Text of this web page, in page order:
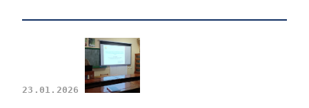
АБІТУРІЄНТУ
АКРЕДИТАЦІЇ
АСПІРАНТУ
23.01.2026